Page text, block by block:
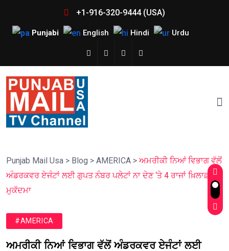
+1-916-320-9444 (USA)
Punjabi English Hindi Urdu
Punjab Mail Usa > Blog > AMERICA > ਅਮਰੀਕੀ ਨਿਆਂ ਵਿਭਾਗ ਵੱਲੋਂ
ਅੰਡਰਕਵਰ ਏਜੰਟਾਂ ਲਈ ਗੁਪਤ ਨੰਬਰ ਪਲੇਟਾਂ ਨਾ ਦੇਣ ‘ਤੇ 4 ਰਾਜਾਂ ਖ਼ਿਲਾਫ਼
ਮੁਕੱਦਮਾ
#AMERICA
ਅਮਰੀਕੀ ਨਿਆਂ ਵਿਭਾਗ ਵੱਲੋਂ ਅੰਡਰਕਵਰ ਏਜੰਟਾਂ ਲਈ